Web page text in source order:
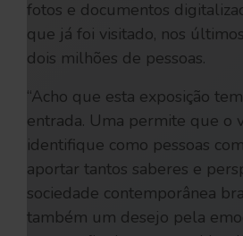
fotos e documentos
que já foi visitado, nos
dois milhões de pessoas.
“Acho que esta exposição
entrada. Uma permite que o
identifique como pessoas
aportar tantos saberes e
sociedade contemporânea
também um desejo pela